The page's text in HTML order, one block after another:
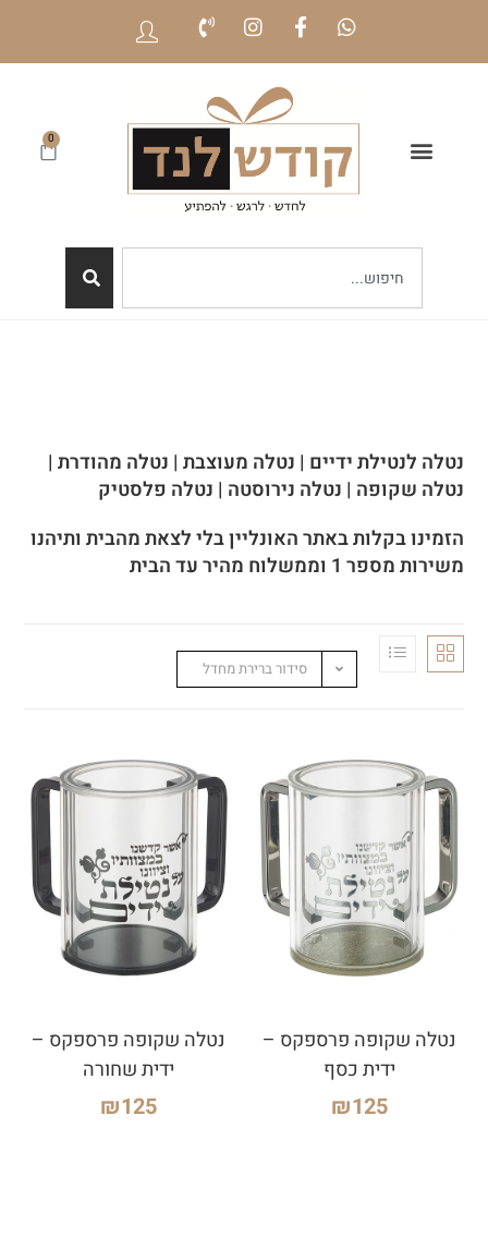
0
נטלה לנטילת ידיים | נטלה מעוצבת | נטלה מהודרת |
נטלה שקופה | נטלה נירוסטה | נטלה פלסטיק
הזמינו בקלות באתר האונליין בלי לצאת מהבית ותיהנו
משירות מספר 1 וממשלוח מהיר עד הבית
סידור ברירת מחדל
נטלה שקופה פרספקס –
ידית כסף
₪125
נטלה שקופה פרספקס –
ידית שחורה
₪125